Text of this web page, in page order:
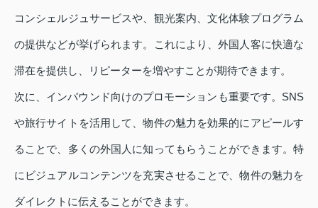
コンシェルジュサービスや、観光案内、文化体験プログラム
の提供などが挙げられます。これにより、外国人客に快適な
滞在を提供し、リピーターを増やすことが期待できます。
次に、インバウンド向けのプロモーションも重要です。SNS
や旅行サイトを活用して、物件の魅力を効果的にアピールす
ることで、多くの外国人に知ってもらうことができます。特
にビジュアルコンテンツを充実させることで、物件の魅力を
ダイレクトに伝えることができます。